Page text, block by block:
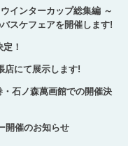
インターカップ総集編 ～
スケフェアを開催します!
！
店にて展示します!
・石ノ森萬画館での開催決
開催のお知らせ